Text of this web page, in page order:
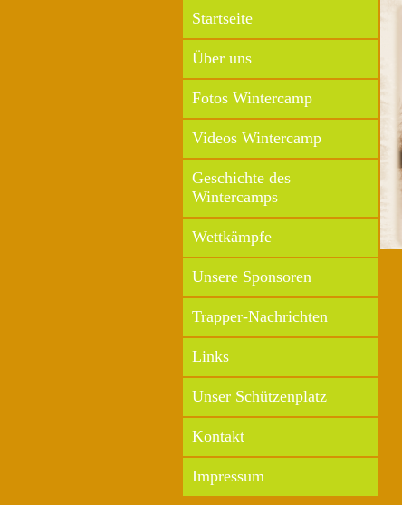
Startseite
Über uns
Fotos Wintercamp
Videos Wintercamp
Geschichte des
Wintercamps
Wettkämpfe
Unsere Sponsoren
Trapper-Nachrichten
Links
Unser Schützenplatz
Kontakt
Impressum